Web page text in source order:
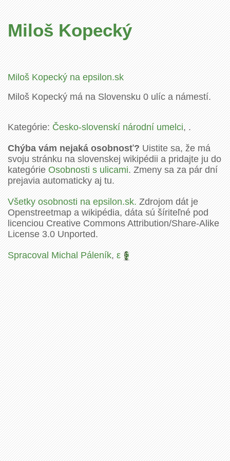
Miloš Kopecký
Miloš Kopecký na epsilon.sk
Miloš Kopecký má na Slovensku 0 ulíc a námestí.
Kategórie:Česko-slovenskí národní umelci, .
Chýba vám nejaká osobnosť?Uistite sa, že má
svoju stránku na slovenskej wikipédii a pridajte ju do
kategórieOsobnosti s ulicami. Zmeny sa za pár dní
prejavia automaticky aj tu.
Všetky osobnosti na epsilon.sk.Zdrojom dát je
Openstreetmap a wikipédia, dáta sú šíriteľné pod
licenciou Creative Commons Attribution/Share-Alike
License 3.0 Unported.
Spracoval Michal Páleník,ε